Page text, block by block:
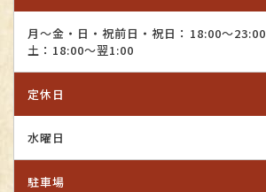
月～金・日・祝前日・祝日：18:00～23:00
土：18:00～翌1:00
定休日
水曜日
駐車場